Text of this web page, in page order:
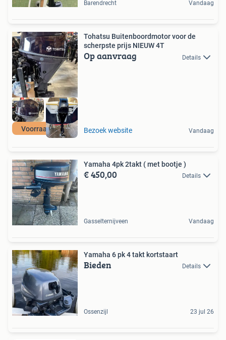
Barendrecht Vandaag
Voorraad actie
Tohatsu Buitenboordmotor voor de
scherpste prijs NIEUW 4T
Op aanvraag Details
Bezoek website Vandaag
Yamaha 4pk 2takt ( met bootje )
€ 450,00 Details
Gasselternijveen Vandaag
Yamaha 6 pk 4 takt kortstaart
Bieden Details
Ossenzijl 23 jul 26